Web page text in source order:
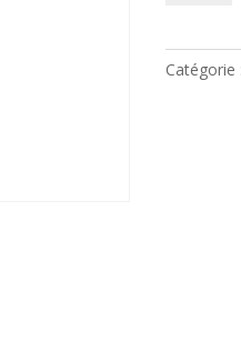
APERO
Catégorie :